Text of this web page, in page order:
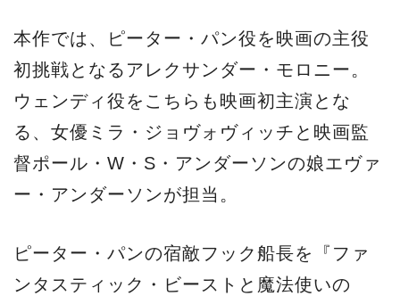
本作では、ピーター・パン役を映画の主役
初挑戦となるアレクサンダー・モロニー。
ウェンディ役をこちらも映画初主演とな
る、女優ミラ・ジョヴォヴィッチと映画監
督ポール・W・S・アンダーソンの娘エヴァ
ー・アンダーソンが担当。
ピーター・パンの宿敵フック船長を『ファ
ンタスティック・ビーストと魔法使いの